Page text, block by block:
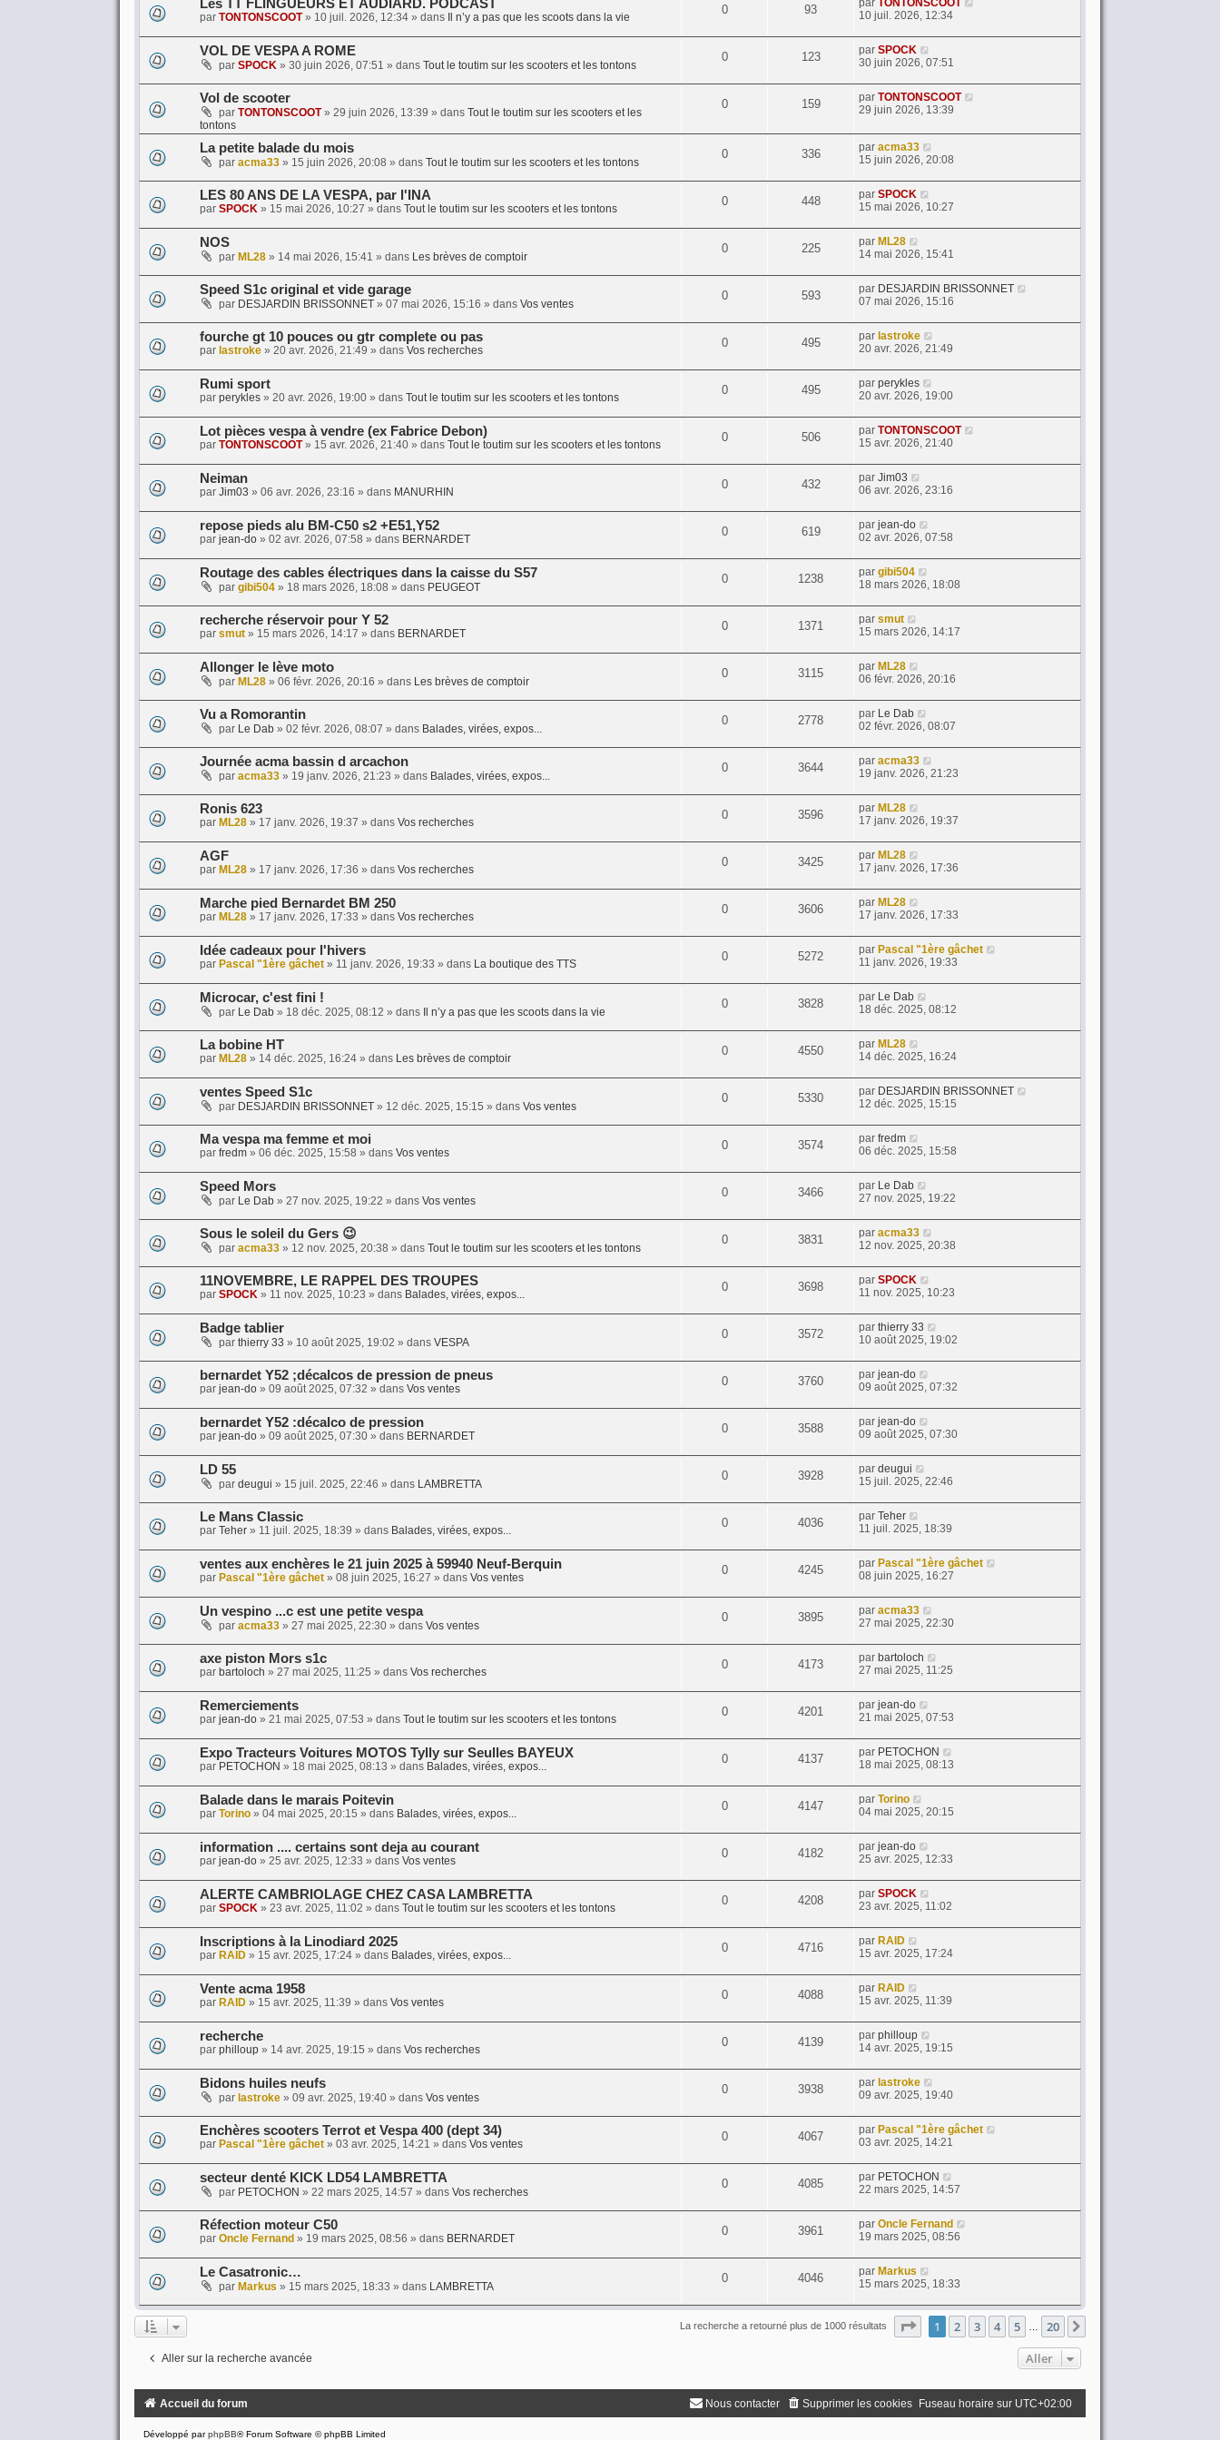
Les TT FLINGUEURS ET AUDIARD. PODCAST
par TONTONSCOOT» 10 juil. 2026, 12:34» dans Il n’y a pas que les scoots dans la vie
0 93 parTONTONSCOOT
10 juil. 2026, 12:34
VOL DE VESPA A ROME
par SPOCK» 30 juin 2026, 07:51 » dans Tout le toutim sur les scooters et les tontons
0 123 parSPOCK
30 juin 2026, 07:51
Vol de scooter
par TONTONSCOOT» 29 juin 2026, 13:39 » dans Tout le toutim sur les scooters et les
tontons
0 159 parTONTONSCOOT
29 juin 2026, 13:39
La petite balade du mois
par acma33» 15 juin 2026, 20:08 » dans Tout le toutim sur les scooters et les tontons
0 336 paracma33
15 juin 2026, 20:08
LES 80 ANS DE LA VESPA, par l'INA
par SPOCK» 15 mai 2026, 10:27 » dans Tout le toutim sur les scooters et les tontons
0 448 parSPOCK
15 mai 2026, 10:27
NOS
par ML28» 14 mai 2026, 15:41 » dans Les brèves de comptoir
0 225 par ML28
14 mai 2026, 15:41
Speed S1c original et vide garage
par DESJARDIN BRISSONNET» 07 mai 2026, 15:16 » dans Vos ventes
0 593 par DESJARDIN BRISSONNET
07 mai 2026, 15:16
fourche gt 10 pouces ou gtr complete ou pas
par lastroke» 20 avr. 2026, 21:49 » dans Vos recherches
0 495 par lastroke
20 avr. 2026, 21:49
Rumi sport
par perykles» 20 avr. 2026, 19:00» dans Tout le toutim sur les scooters et les tontons
0 495 parperykles
20 avr. 2026, 19:00
Lot pièces vespa à vendre (ex Fabrice Debon)
par TONTONSCOOT» 15 avr. 2026, 21:40» dans Tout le toutim sur les scooters et les tontons
0 506 parTONTONSCOOT
15 avr. 2026, 21:40
Neiman
par Jim03 » 06 avr. 2026, 23:16 » dans MANURHIN
0 432 parJim03
06 avr. 2026, 23:16
repose pieds alu BM-C50 s2 +E51,Y52
par jean-do» 02 avr. 2026, 07:58 » dans BERNARDET
0 619 parjean-do
02 avr. 2026, 07:58
Routage des cables électriques dans la caisse du S57
par gibi504» 18 mars 2026, 18:08 » dans PEUGEOT
0 1238 pargibi504
18 mars 2026, 18:08
recherche réservoir pour Y 52
par smut» 15 mars 2026, 14:17 » dans BERNARDET
0 1371 parsmut
15 mars 2026, 14:17
Allonger le lève moto
par ML28» 06 févr. 2026, 20:16 » dans Les brèves de comptoir
0 3115 par ML28
06 févr. 2026, 20:16
Vu a Romorantin
par Le Dab» 02 févr. 2026, 08:07 » dans Balades, virées, expos...
0 2778 par Le Dab
02 févr. 2026, 08:07
Journée acma bassin d arcachon
par acma33» 19 janv. 2026, 21:23 » dans Balades, virées, expos...
0 3644 paracma33
19 janv. 2026, 21:23
Ronis 623
par ML28» 17 janv. 2026, 19:37 » dans Vos recherches
0 3596 par ML28
17 janv. 2026, 19:37
AGF
par ML28» 17 janv. 2026, 17:36 » dans Vos recherches
0 3425 par ML28
17 janv. 2026, 17:36
Marche pied Bernardet BM 250
par ML28» 17 janv. 2026, 17:33 » dans Vos recherches
0 3606 par ML28
17 janv. 2026, 17:33
Idée cadeaux pour l'hivers
par Pascal "1ère gâchet» 11 janv. 2026, 19:33 » dans La boutique des TTS
0 5272 par Pascal "1ère gâchet
11 janv. 2026, 19:33
Microcar, c'est fini !
par Le Dab» 18 déc. 2025, 08:12 » dans Il n’y a pas que les scoots dans la vie
0 3828 par Le Dab
18 déc. 2025, 08:12
La bobine HT
par ML28» 14 déc. 2025, 16:24» dans Les brèves de comptoir
0 4550 par ML28
14 déc. 2025, 16:24
ventes Speed S1c
par DESJARDIN BRISSONNET» 12 déc. 2025, 15:15 » dans Vos ventes
0 5330 par DESJARDIN BRISSONNET
12 déc. 2025, 15:15
Ma vespa ma femme et moi
par fredm» 06 déc. 2025, 15:58 » dans Vos ventes
0 3574 parfredm
06 déc. 2025, 15:58
Speed Mors
par Le Dab» 27 nov. 2025, 19:22 » dans Vos ventes
0 3466 par Le Dab
27 nov. 2025, 19:22
Sous le soleil du Gers 😉
par acma33» 12 nov. 2025, 20:38 » dans Tout le toutim sur les scooters et les tontons
0 3831 paracma33
12 nov. 2025, 20:38
11NOVEMBRE, LE RAPPEL DES TROUPES
par SPOCK» 11 nov. 2025, 10:23 » dans Balades, virées, expos...
0 3698 parSPOCK
11 nov. 2025, 10:23
Badge tablier
par thierry 33 » 10 août 2025, 19:02 » dans VESPA
0 3572 parthierry 33
10 août 2025, 19:02
bernardet Y52 ;décalcos de pression de pneus
par jean-do» 09 août 2025, 07:32 » dans Vos ventes
0 3760 parjean-do
09 août 2025, 07:32
bernardet Y52 :décalco de pression
par jean-do» 09 août 2025, 07:30» dans BERNARDET
0 3588 parjean-do
09 août 2025, 07:30
LD 55
par deugui » 15 juil. 2025, 22:46 » dans LAMBRETTA
0 3928 pardeugui
15 juil. 2025, 22:46
Le Mans Classic
par Teher» 11 juil. 2025, 18:39 » dans Balades, virées, expos...
0 4036 parTeher
11 juil. 2025, 18:39
ventes aux enchères le 21 juin 2025 à 59940 Neuf-Berquin
par Pascal "1ère gâchet» 08 juin 2025, 16:27 » dans Vos ventes
0 4245 par Pascal "1ère gâchet
08 juin 2025, 16:27
Un vespino ...c est une petite vespa
par acma33» 27 mai 2025, 22:30» dans Vos ventes
0 3895 paracma33
27 mai 2025, 22:30
axe piston Mors s1c
par bartoloch » 27 mai 2025, 11:25 » dans Vos recherches
0 4173 par bartoloch
27 mai 2025, 11:25
Remerciements
par jean-do» 21 mai 2025, 07:53 » dans Tout le toutim sur les scooters et les tontons
0 4201 parjean-do
21 mai 2025, 07:53
Expo Tracteurs Voitures MOTOS Tylly sur Seulles BAYEUX
par PETOCHON » 18 mai 2025, 08:13 » dans Balades, virées, expos...
0 4137 par PETOCHON
18 mai 2025, 08:13
Balade dans le marais Poitevin
par Torino» 04 mai 2025, 20:15 » dans Balades, virées, expos...
0 4147 parTorino
04 mai 2025, 20:15
information .... certains sont deja au courant
par jean-do» 25 avr. 2025, 12:33 » dans Vos ventes
0 4182 parjean-do
25 avr. 2025, 12:33
ALERTE CAMBRIOLAGE CHEZ CASA LAMBRETTA
par SPOCK» 23 avr. 2025, 11:02 » dans Tout le toutim sur les scooters et les tontons
0 4208 parSPOCK
23 avr. 2025, 11:02
Inscriptions à la Linodiard 2025
par RAID» 15 avr. 2025, 17:24» dans Balades, virées, expos...
0 4716 par RAID
15 avr. 2025, 17:24
Vente acma 1958
par RAID» 15 avr. 2025, 11:39 » dans Vos ventes
0 4088 par RAID
15 avr. 2025, 11:39
recherche
par philloup» 14 avr. 2025, 19:15 » dans Vos recherches
0 4139 parphilloup
14 avr. 2025, 19:15
Bidons huiles neufs
par lastroke» 09 avr. 2025, 19:40» dans Vos ventes
0 3938 par lastroke
09 avr. 2025, 19:40
Enchères scooters Terrot et Vespa 400 (dept 34)
par Pascal "1ère gâchet» 03 avr. 2025, 14:21 » dans Vos ventes
0 4067 par Pascal "1ère gâchet
03 avr. 2025, 14:21
secteur denté KICK LD54 LAMBRETTA
par PETOCHON » 22 mars 2025, 14:57 » dans Vos recherches
0 4085 par PETOCHON
22 mars 2025, 14:57
Réfection moteur C50
par Oncle Fernand » 19 mars 2025, 08:56 » dans BERNARDET
0 3961 parOncle Fernand
19 mars 2025, 08:56
Le Casatronic…
par Markus » 15 mars 2025, 18:33 » dans LAMBRETTA
0 4046 par Markus
15 mars 2025, 18:33
La recherche a retourné plus de 1000 résultats Page sur20
1 2 3 4 5 20
Aller sur la recherche avancée Aller
Accueil du forum Fuseau horaire sur UTC+02:00
Supprimer les cookies
Nous contacter
Développé parphpBB® Forum Software © phpBB Limited